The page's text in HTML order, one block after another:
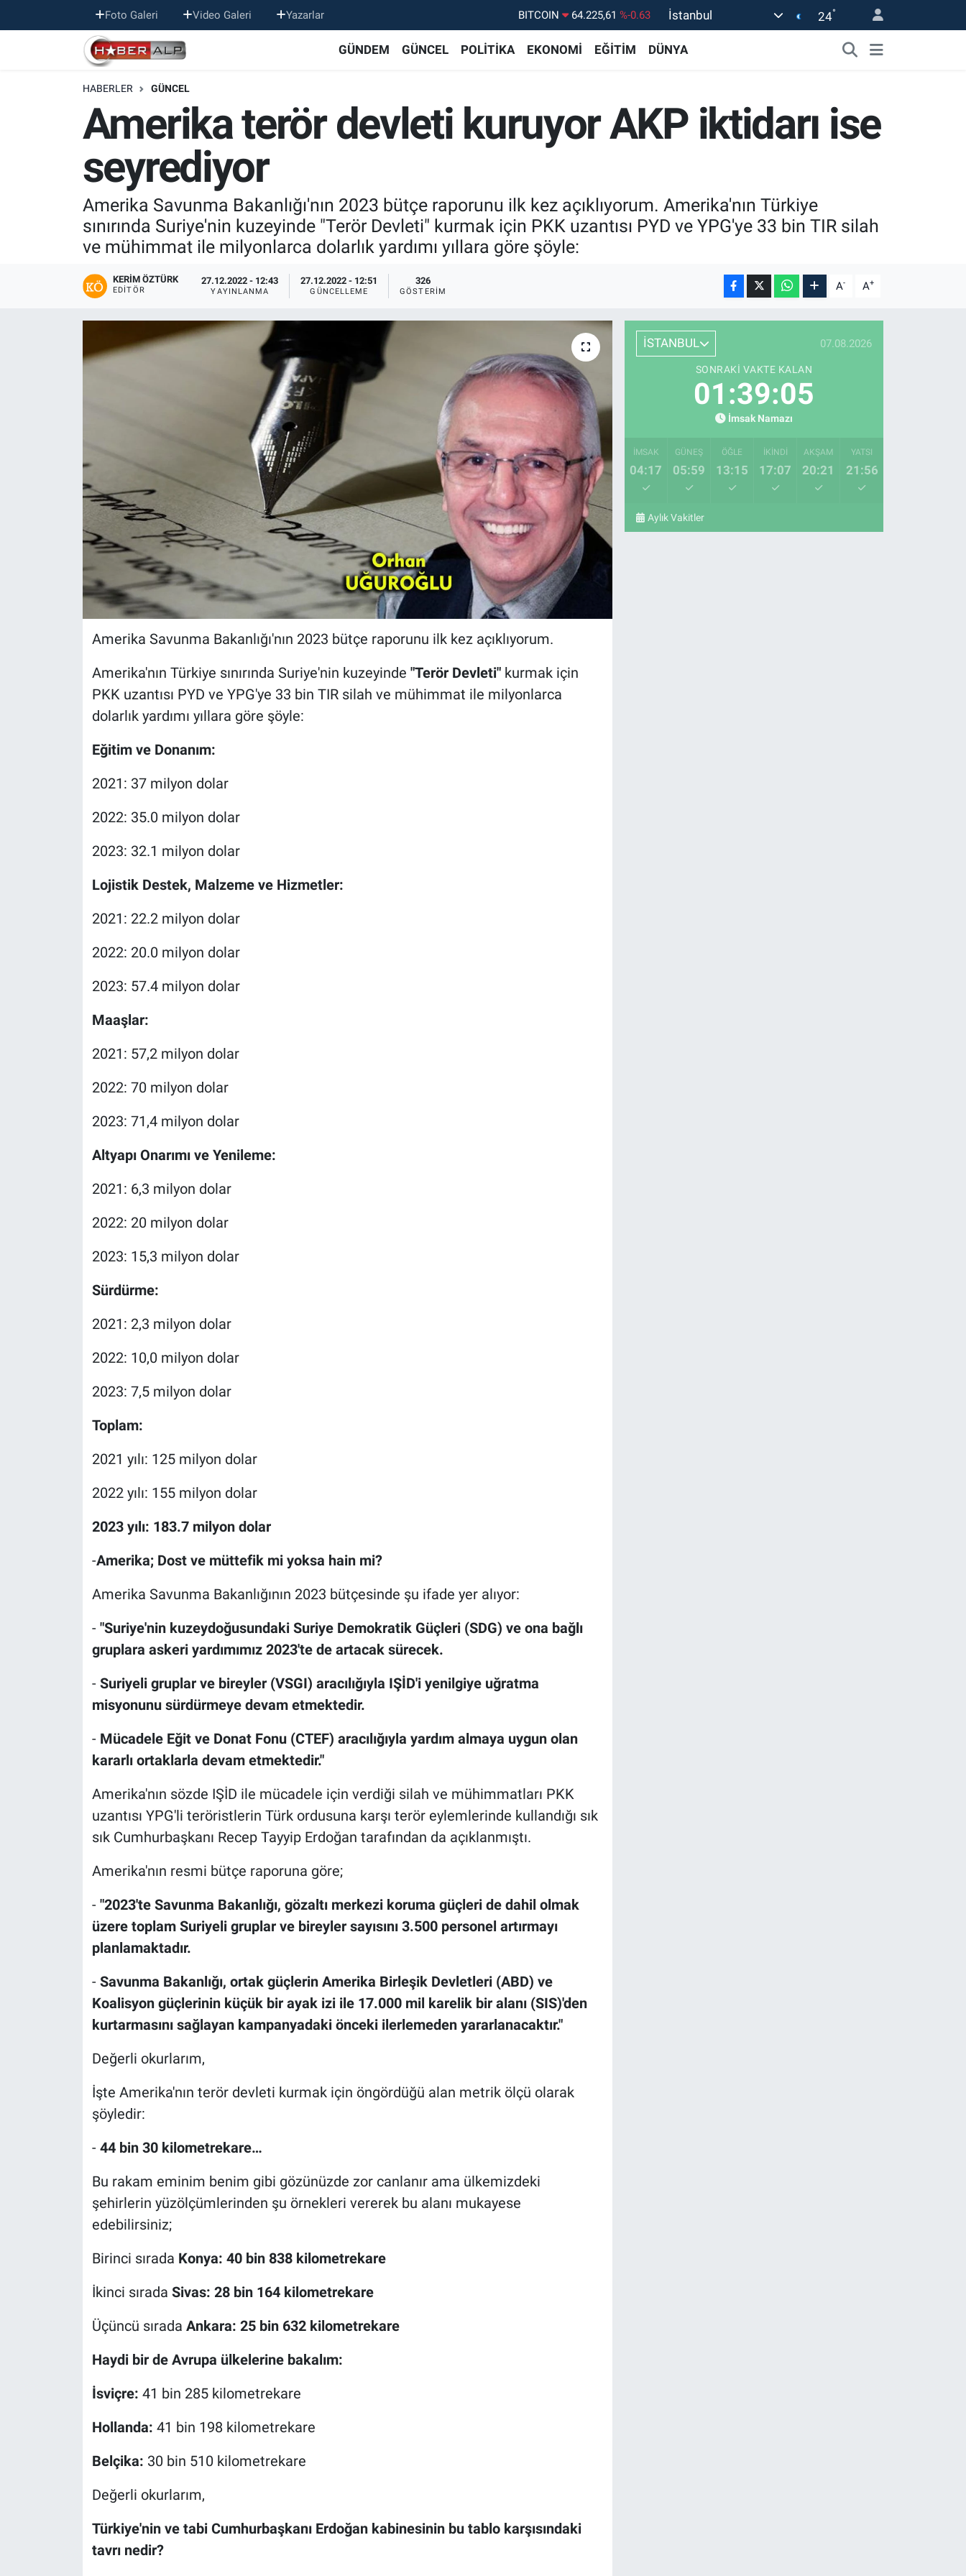
Foto Galeri Video Galeri Yazarlar DOLAR 47,6704 %0
EURO
55,0406 %-0.08
BİST100
13.799 %70
İstanbul 24°
GÜNDEM GÜNCEL POLİTİKA EKONOMİ EĞİTİM DÜNYA
HABERLER GÜNCEL
Amerika terör devleti kuruyor AKP iktidarı ise
seyrediyor
Amerika Savunma Bakanlığı'nın 2023 bütçe raporunu ilk kez açıklıyorum. Amerika'nın Türkiye
sınırında Suriye'nin kuzeyinde "Terör Devleti" kurmak için PKK uzantısı PYD ve YPG'ye 33 bin TIR silah
ve mühimmat ile milyonlarca dolarlık yardımı yıllara göre şöyle:
KERIM ÖZTÜRK
EDITÖR
27.12.2022 - 12:43
YAYINLANMA
27.12.2022 - 12:51
GÜNCELLEME
326
GÖSTERIM A- A+
Amerika Savunma Bakanlığı'nın 2023 bütçe raporunu ilk kez açıklıyorum.
Amerika'nın Türkiye sınırında Suriye'nin kuzeyinde "Terör Devleti" kurmak için
PKK uzantısı PYD ve YPG'ye 33 bin TIR silah ve mühimmat ile milyonlarca
dolarlık yardımı yıllara göre şöyle:
Eğitim ve Donanım:
2021: 37 milyon dolar
2022: 35.0 milyon dolar
2023: 32.1 milyon dolar
Lojistik Destek, Malzeme ve Hizmetler:
2021: 22.2 milyon dolar
2022: 20.0 milyon dolar
2023: 57.4 milyon dolar
Maaşlar:
2021: 57,2 milyon dolar
2022: 70 milyon dolar
2023: 71,4 milyon dolar
Altyapı Onarımı ve Yenileme:
2021: 6,3 milyon dolar
2022: 20 milyon dolar
2023: 15,3 milyon dolar
Sürdürme:
2021: 2,3 milyon dolar
2022: 10,0 milyon dolar
2023: 7,5 milyon dolar
Toplam:
2021 yılı: 125 milyon dolar
2022 yılı: 155 milyon dolar
2023 yılı: 183.7 milyon dolar
-Amerika; Dost ve müttefik mi yoksa hain mi?
Amerika Savunma Bakanlığının 2023 bütçesinde şu ifade yer alıyor:
- "Suriye'nin kuzeydoğusundaki Suriye Demokratik Güçleri (SDG) ve ona bağlı
gruplara askeri yardımımız 2023'te de artacak sürecek.
- Suriyeli gruplar ve bireyler (VSGI) aracılığıyla IŞİD'i yenilgiye uğratma
misyonunu sürdürmeye devam etmektedir.
- Mücadele Eğit ve Donat Fonu (CTEF) aracılığıyla yardım almaya uygun olan
kararlı ortaklarla devam etmektedir."
Amerika'nın sözde IŞİD ile mücadele için verdiği silah ve mühimmatları PKK
uzantısı YPG'li teröristlerin Türk ordusuna karşı terör eylemlerinde kullandığı sık
sık Cumhurbaşkanı Recep Tayyip Erdoğan tarafından da açıklanmıştı.
Amerika'nın resmi bütçe raporuna göre;
- "2023'te Savunma Bakanlığı, gözaltı merkezi koruma güçleri de dahil olmak
üzere toplam Suriyeli gruplar ve bireyler sayısını 3.500 personel artırmayı
planlamaktadır.
- Savunma Bakanlığı, ortak güçlerin Amerika Birleşik Devletleri (ABD) ve
Koalisyon güçlerinin küçük bir ayak izi ile 17.000 mil karelik bir alanı (SIS)'den
kurtarmasını sağlayan kampanyadaki önceki ilerlemeden yararlanacaktır."
Değerli okurlarım,
İşte Amerika'nın terör devleti kurmak için öngördüğü alan metrik ölçü olarak
şöyledir:
- 44 bin 30 kilometrekare…
Bu rakam eminim benim gibi gözünüzde zor canlanır ama ülkemizdeki
şehirlerin yüzölçümlerinden şu örnekleri vererek bu alanı mukayese
edebilirsiniz;
Birinci sırada Konya: 40 bin 838 kilometrekare
İkinci sırada Sivas: 28 bin 164 kilometrekare
Üçüncü sırada Ankara: 25 bin 632 kilometrekare
Haydi bir de Avrupa ülkelerine bakalım:
İsviçre: 41 bin 285 kilometrekare
Hollanda: 41 bin 198 kilometrekare
Belçika: 30 bin 510 kilometrekare
Değerli okurlarım,
Türkiye'nin ve tabi Cumhurbaşkanı Erdoğan kabinesinin bu tablo karşısındaki
tavrı nedir?
İSTANBUL 07.08.2026
SONRAKI VAKTE KALAN
01:39:04
İmsak Namazı
İMSAK
04:17
GÜNEŞ
05:59
ÖĞLE
13:15
İKINDI
17:07
AKŞAM
20:21
YATSI
21:56
Aylık Vakitler
Nöbetçi Eczaneler
Hava Durumu
Trafik Durumu
Süper Lig Puan Durumu ve Fikstür
Tüm Manşetler
Son Dakika Haberleri
Haber Arşivi